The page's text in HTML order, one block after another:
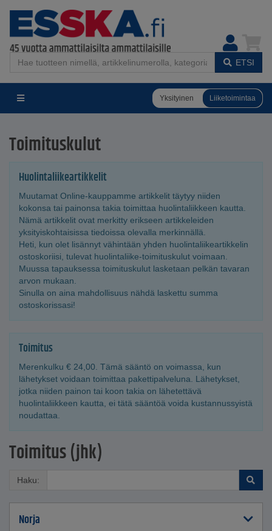
ETSI
Yksityinen Liiketoimintaa
Toimituskulut
Huolintaliikeartikkelit
Muutamat Online-kauppamme artikkelit täytyy niiden
kokonsa tai painonsa takia toimittaa huolintaliikkeen kautta.
Nämä artikkelit ovat merkitty erikseen artikkeleiden
yksityiskohtaisissa tiedoissa olevalla merkinnällä.
Heti, kun olet lisännyt vähintään yhden huolintaliikeartikkelin
ostoskoriisi, tulevat huolintaliike-toimituskulut voimaan.
Muussa tapauksessa toimituskulut lasketaan pelkän tavaran
arvon mukaan.
Sinulla on aina mahdollisuus nähdä laskettu summa
ostoskorissasi!
Toimitus
Merenkulku € 24,00 . Tämä sääntö on voimassa, kun
lähetykset voidaan toimittaa pakettipalveluna. Lähetykset,
jotka niiden painon tai koon takia on lähetettävä
huolintaliikkeen kautta, ei tätä sääntöä voida kustannussyistä
noudattaa.
Toimitus (jhk)
Haku:
Norja